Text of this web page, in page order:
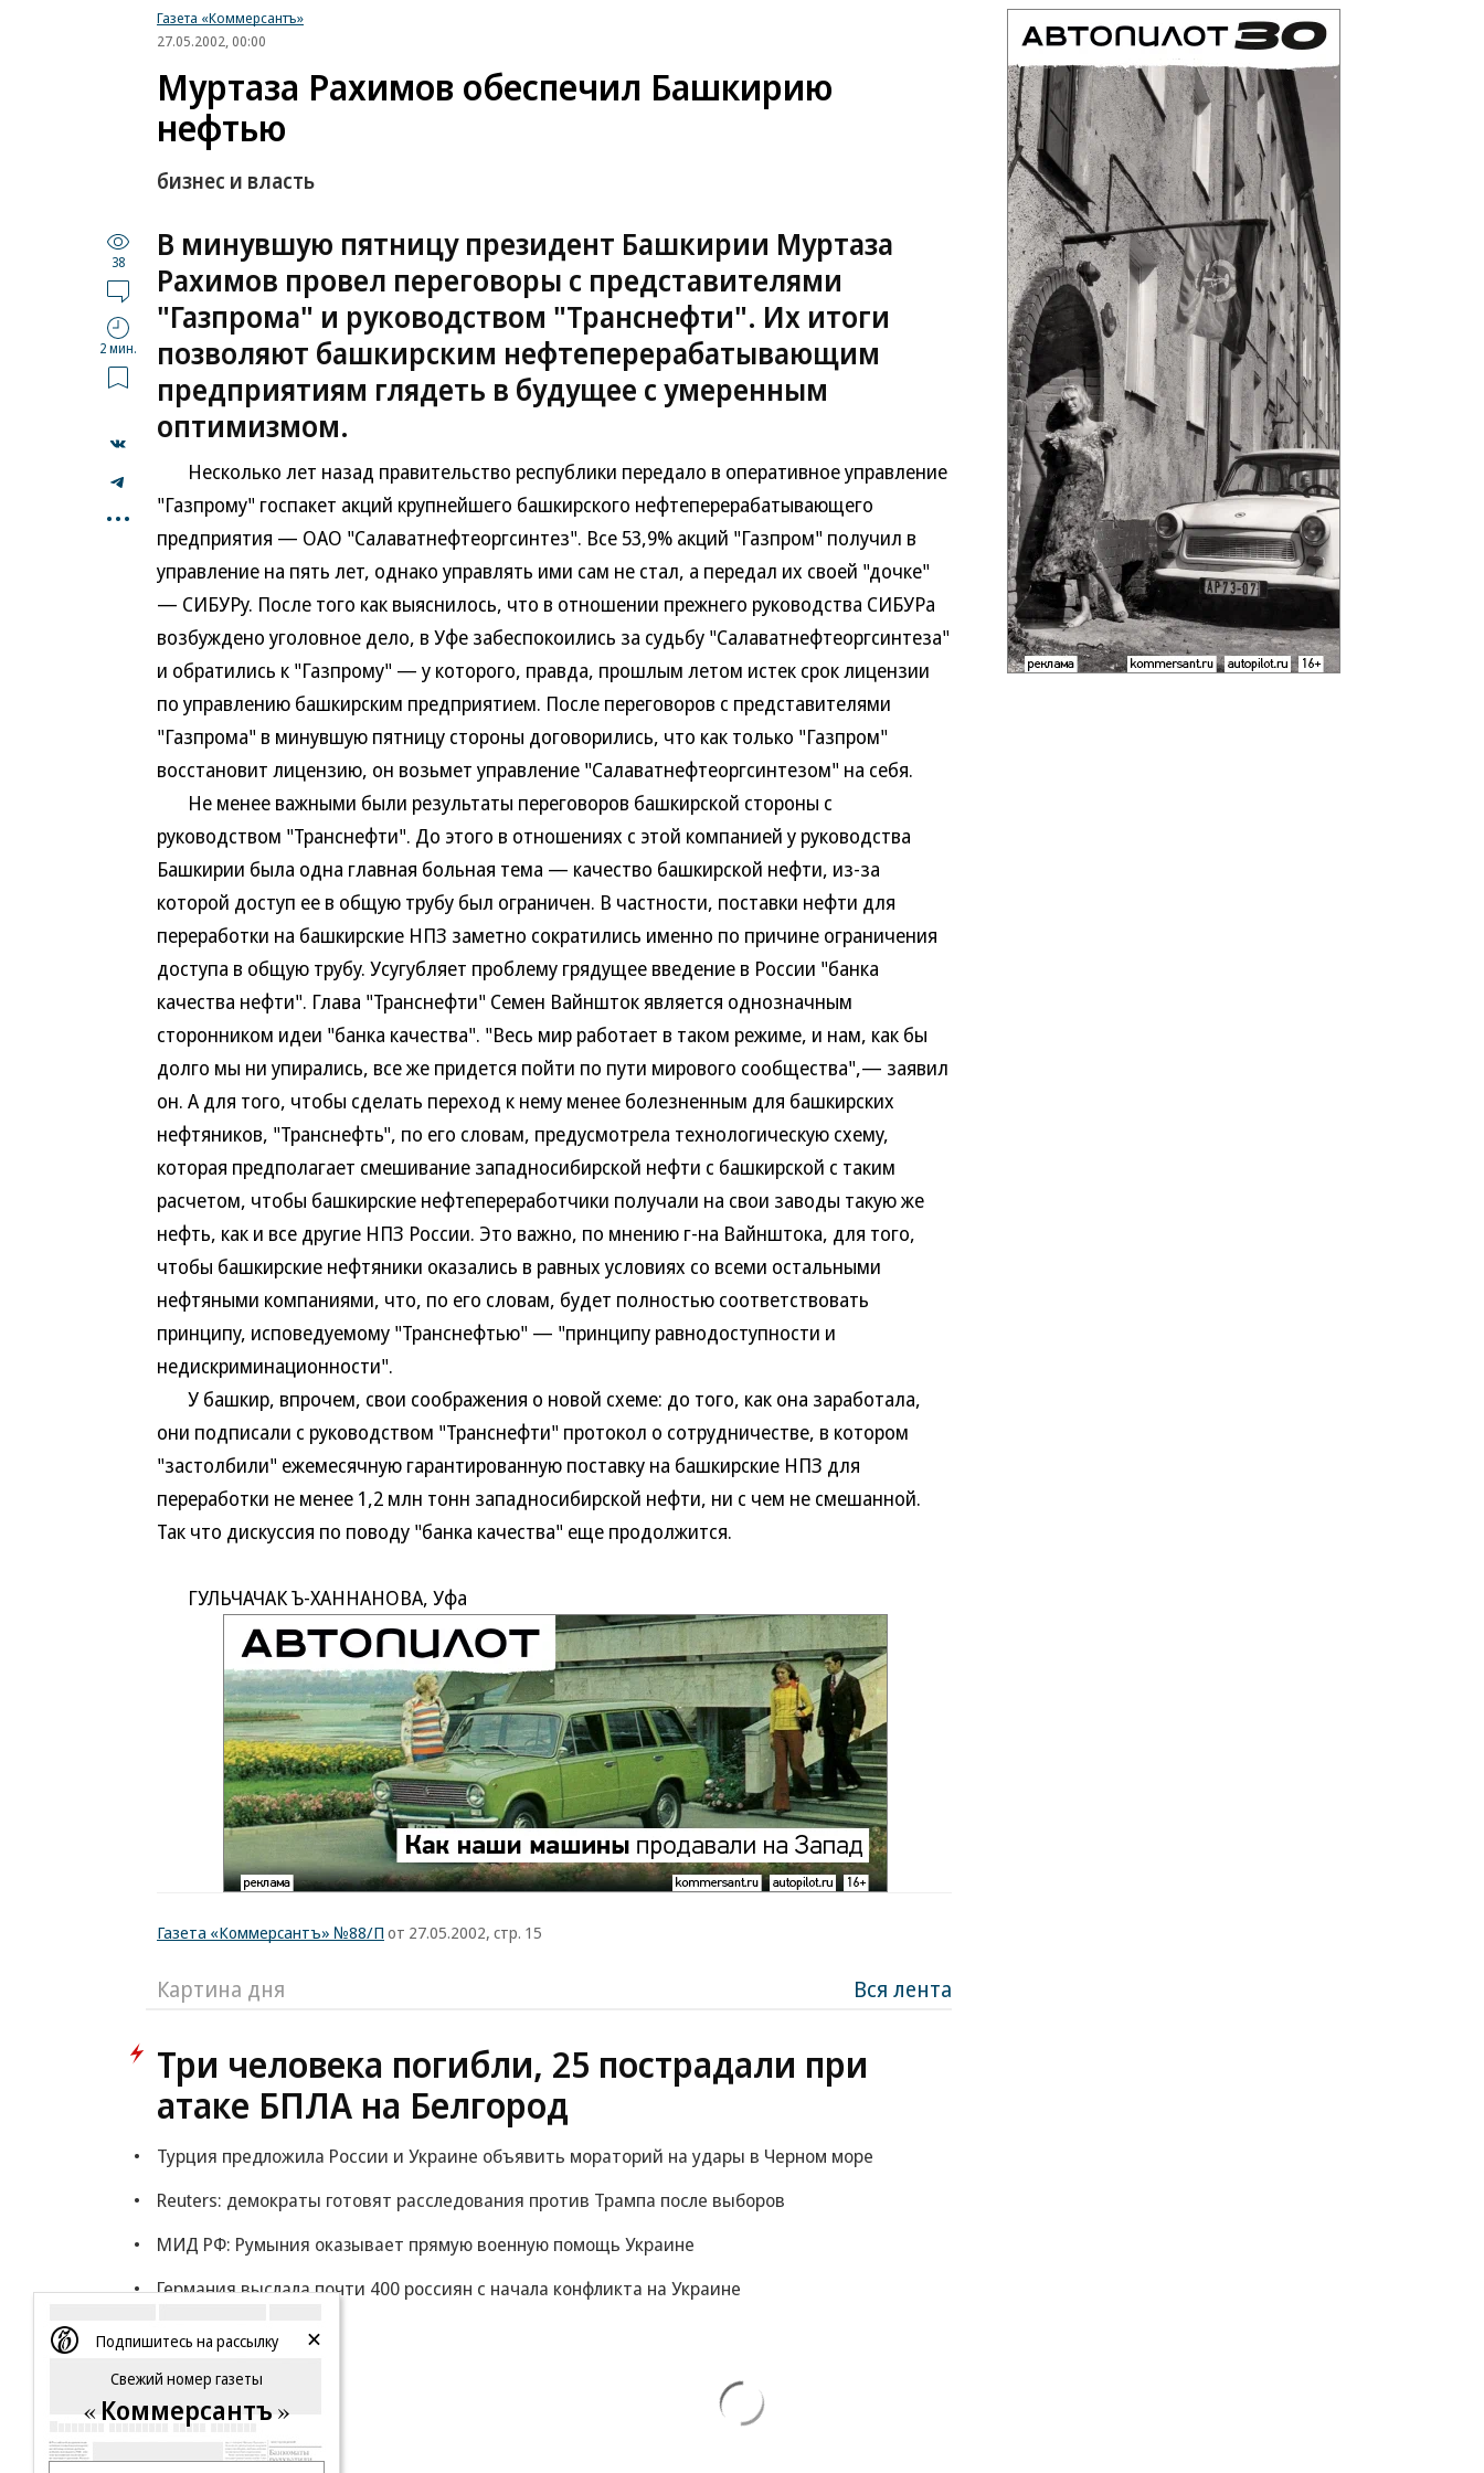
Газета «Коммерсантъ»
27.05.2002, 00:00
Муртаза Рахимов обеспечил Башкирию
нефтью
бизнес и власть
38
2 мин.
...
В минувшую пятницу президент Башкирии Муртаза
Рахимов провел переговоры с представителями
"Газпрома" и руководством "Транснефти". Их итоги
позволяют башкирским нефтеперерабатывающим
предприятиям глядеть в будущее с умеренным
оптимизмом.
Несколько лет назад правительство республики передало в оперативное управление
"Газпрому" госпакет акций крупнейшего башкирского нефтеперерабатывающего
предприятия — ОАО "Салаватнефтеоргсинтез". Все 53,9% акций "Газпром" получил в
управление на пять лет, однако управлять ими сам не стал, а передал их своей "дочке"
— СИБУРу. После того как выяснилось, что в отношении прежнего руководства СИБУРа
возбуждено уголовное дело, в Уфе забеспокоились за судьбу "Салаватнефтеоргсинтеза"
и обратились к "Газпрому" — у которого, правда, прошлым летом истек срок лицензии
по управлению башкирским предприятием. После переговоров с представителями
"Газпрома" в минувшую пятницу стороны договорились, что как только "Газпром"
восстановит лицензию, он возьмет управление "Салаватнефтеоргсинтезом" на себя.
Не менее важными были результаты переговоров башкирской стороны с
руководством "Транснефти". До этого в отношениях с этой компанией у руководства
Башкирии была одна главная больная тема — качество башкирской нефти, из-за
которой доступ ее в общую трубу был ограничен. В частности, поставки нефти для
переработки на башкирские НПЗ заметно сократились именно по причине ограничения
доступа в общую трубу. Усугубляет проблему грядущее введение в России "банка
качества нефти". Глава "Транснефти" Семен Вайншток является однозначным
сторонником идеи "банка качества". "Весь мир работает в таком режиме, и нам, как бы
долго мы ни упирались, все же придется пойти по пути мирового сообщества",— заявил
он. А для того, чтобы сделать переход к нему менее болезненным для башкирских
нефтяников, "Транснефть", по его словам, предусмотрела технологическую схему,
которая предполагает смешивание западносибирской нефти с башкирской с таким
расчетом, чтобы башкирские нефтепереработчики получали на свои заводы такую же
нефть, как и все другие НПЗ России. Это важно, по мнению г-на Вайнштока, для того,
чтобы башкирские нефтяники оказались в равных условиях со всеми остальными
нефтяными компаниями, что, по его словам, будет полностью соответствовать
принципу, исповедуемому "Транснефтью" — "принципу равнодоступности и
недискриминационности".
У башкир, впрочем, свои соображения о новой схеме: до того, как она заработала,
они подписали с руководством "Транснефти" протокол о сотрудничестве, в котором
"застолбили" ежемесячную гарантированную поставку на башкирские НПЗ для
переработки не менее 1,2 млн тонн западносибирской нефти, ни с чем не смешанной.
Так что дискуссия по поводу "банка качества" еще продолжится.
ГУЛЬЧАЧАК Ъ-ХАННАНОВА, Уфа
Газета «Коммерсантъ» №88/П от 27.05.2002, стр. 15
Картина дня Вся лента
Три человека погибли, 25 пострадали при
атаке БПЛА на Белгород
Турция предложила России и Украине объявить мораторий на удары в Черном море
Reuters: демократы готовят расследования против Трампа после выборов
МИД РФ: Румыния оказывает прямую военную помощь Украине
Германия выслала почти 400 россиян с начала конфликта на Украине
Подпишитесь на рассылку
Свежий номер газеты
Коммерсантъ